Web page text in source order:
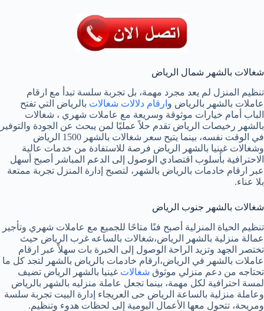
شغالات بالشهر شمال الرياض
تنظيم المنزل لم يعد مجرد مهمة، بل تجربة سلسة تبدأ مع ارقام
عاملات بالشهر بالرياض و ارقام دلالات شغالات بالرياض التي تفتح
الباب أمام خيارات موثوقة وسريعة مع عاملات شهري ، شغالات
بالشهر رخيصات الرياض تقدم حلاً عمليًا لمن يبحث عن الجودة والتوفير
في الوقت نفسه، بينما يتيح سعر شغالات بالشهر 1500 الرياض
وشغالات غينيا بالشهر الرياض فرصة للاستفادة من خدمات عالية
الاحترافية بأسلوب اقتصادي الوصول إلى الدعم المباشر أصبح أسهل
عبر ارقام خادمات بالرياض بالشهر، لتصبح إدارة المنزل تجربة ممتعة
بلا عناء.
شغالات بالشهر جنوب الرياض
تنظيم الحياة المنزلية أصبح فنًا متاحًا للجميع مع عاملات شهري وتأجير
عمالة منزلية بالشهر الرياض،شغالات بالساعه غرب الرياض حيث
تختصر الجهد وتزيد الراحة الوصول إلى الخبرة بات سهلاً عبر ارقام
عاملات بالشهر في الرياض،ارقام خادمات بالرياض بالشهر لتجد كل ما
تحتاجه من دعم منزلي موثوق شغالات غينيا بالشهر الرياض تضيف
لمسة احترافية لكل مهمة، بينما تجعل عاملة منزليه بالشهر بالرياض
وعاملة منزلية بالساعة الرياض حى العريجاء إدارة البيت تجربة سلسة
ومريحة، تتحول معها الأعمال اليومية إلى لحظات هدوء وتنظيم.